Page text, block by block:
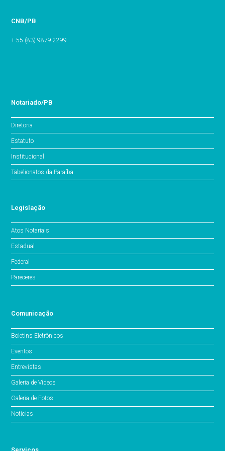
CNB/PB
+ 55 (83) 9879-2299
Notariado/PB
Diretoria
Estatuto
Institucional
Tabelionatos da Paraíba
Legislação
Atos Notariais
Estadual
Federal
Pareceres
Comunicação
Boletins Eletrônicos
Eventos
Entrevistas
Galeria de Vídeos
Galeria de Fotos
Notícias